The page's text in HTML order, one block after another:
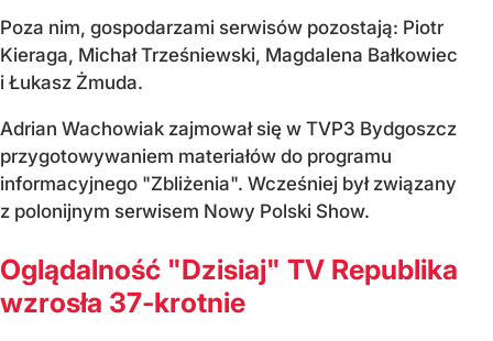
Poza nim, gospodarzami serwisów pozostają: Piotr
Kieraga, Michał Trześniewski, Magdalena Bałkowiec
i Łukasz Żmuda.
Adrian Wachowiak zajmował się w TVP3 Bydgoszcz
przygotowywaniem materiałów do programu
informacyjnego "Zbliżenia". Wcześniej był związany
z polonijnym serwisem Nowy Polski Show.
Oglądalność "Dzisiaj" TV Republika
wzrosła 37-krotnie